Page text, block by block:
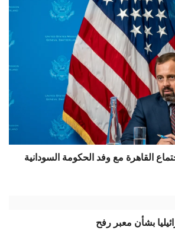
القاهرة مع وفد الحكومة السودانية
بشأن معبر رفح